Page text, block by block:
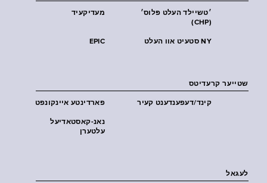
מעדיקעיד
׳טשיילד העלט פּלוס׳
(CHP)
EPIC NY סטעיט אוו העלט
שטייער קרעדיטס
פארדינטע איינקונפט קינד/דעפענדענט קעיר
נאנ-קאסטאדיעל
עלטערן
לעגאל